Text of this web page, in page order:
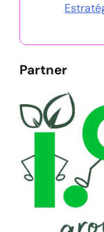
Partner